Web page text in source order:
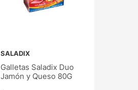
SALADIX
Galletas Saladix Duo
Jamón y Queso 80G